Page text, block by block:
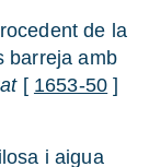
de la
barreja amb
[ 1653-50 ]
i aigua